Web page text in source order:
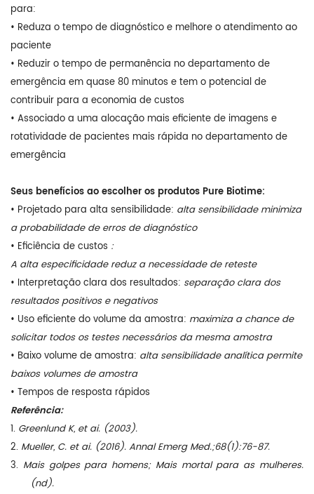
para:
• Reduza o tempo de diagnóstico e melhore o atendimento ao
paciente
• Reduzir o tempo de permanência no departamento de
emergência em quase 80 minutos e tem o potencial de
contribuir para a economia de custos
• Associado a uma alocação mais eficiente de imagens e
rotatividade de pacientes mais rápida no departamento de
emergência
Seus benefícios ao escolher os produtos Pure Biotime:
• Projetado para alta sensibilidade: alta sensibilidade minimiza
a probabilidade de erros de diagnóstico
• Eficiência de custos :
A alta especificidade reduz a necessidade de reteste
• Interpretação clara dos resultados: separação clara dos
resultados positivos e negativos
• Uso eficiente do volume da amostra: maximiza a chance de
solicitar todos os testes necessários da mesma amostra
• Baixo volume de amostra: alta sensibilidade analítica permite
baixos volumes de amostra
• Tempos de resposta rápidos
Referência:
1. Greenlund K, et ai. (2003).
2. Mueller, C. et ai. (2016). Annal Emerg Med.;68(1):76-87.
3. Mais golpes para homens; Mais mortal para as mulheres.
(nd).